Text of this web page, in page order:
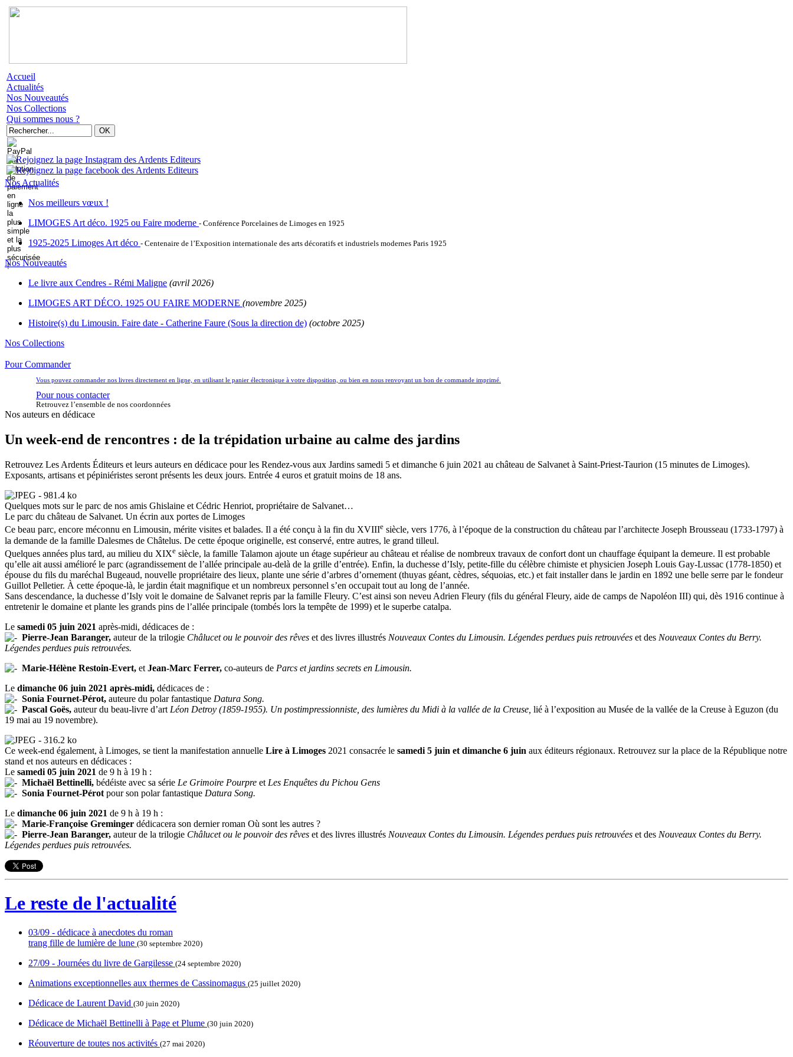
Accueil
Actualités
Nos Nouveautés
Nos Collections
Qui sommes nous ?
Nos Actualités
Nos meilleurs vœux !
LIMOGES Art déco. 1925 ou Faire moderne - Conférence Porcelaines de Limoges en 1925
1925-2025 Limoges Art déco - Centenaire de l’Exposition internationale des arts décoratifs et industriels modernes Paris 1925
Nos Nouveautés
Le livre aux Cendres - Rémi Maligne (avril 2026)
LIMOGES ART DÉCO. 1925 OU FAIRE MODERNE (novembre 2025)
Histoire(s) du Limousin. Faire date - Catherine Faure (Sous la direction de) (octobre 2025)
Nos Collections
Pour Commander
Vous pouvez commander nos livres directement en ligne, en utilisant le panier électronique à votre disposition, ou bien en nous renvoyant un bon de commande imprimé.
Pour nous contacter
Retrouvez l’ensemble de nos coordonnées
Nos auteurs en dédicace
Un week-end de rencontres : de la trépidation urbaine au calme des jardins
Retrouvez Les Ardents Éditeurs et leurs auteurs en dédicace pour les Rendez-vous aux Jardins samedi 5 et dimanche 6 juin 2021 au château de Salvanet à Saint-Priest-Taurion (15 minutes de Limoges).
Exposants, artisans et pépiniéristes seront présents les deux jours. Entrée 4 euros et gratuit moins de 18 ans.
Quelques mots sur le parc de nos amis Ghislaine et Cédric Henriot, propriétaire de Salvanet…
Le parc du château de Salvanet. Un écrin aux portes de Limoges
Ce beau parc, encore méconnu en Limousin, mérite visites et balades. Il a été conçu à la fin du XVIIIe siècle, vers 1776, à l’époque de la construction du château par l’architecte Joseph Brousseau (1733-1797) à
la demande de la famille Dalesmes de Châtelus. De cette époque originelle, est conservé, entre autres, le grand tilleul.
Quelques années plus tard, au milieu du XIXe siècle, la famille Talamon ajoute un étage supérieur au château et réalise de nombreux travaux de confort dont un chauffage équipant la demeure. Il est probable
qu’elle ait aussi amélioré le parc (agrandissement de l’allée principale au-delà de la grille d’entrée). Enfin, la duchesse d’Isly, petite-fille du célèbre chimiste et physicien Joseph Louis Gay-Lussac (1778-1850) et
épouse du fils du maréchal Bugeaud, nouvelle propriétaire des lieux, plante une série d’arbres d’ornement (thuyas géant, cèdres, séquoias, etc.) et fait installer dans le jardin en 1892 une belle serre par le fondeur
Guillot Pelletier. À cette époque-là, le jardin était magnifique et un nombreux personnel s’en occupait tout au long de l’année.
Sans descendance, la duchesse d’Isly voit le domaine de Salvanet repris par la famille Fleury. C’est ainsi son neveu Adrien Fleury (fils du général Fleury, aide de camps de Napoléon III) qui, dès 1916 continue à
entretenir le domaine et plante les grands pins de l’allée principale (tombés lors la tempête de 1999) et le superbe catalpa.
Le samedi 05 juin 2021 après-midi, dédicaces de :
Pierre-Jean Baranger, auteur de la trilogie Châlucet ou le pouvoir des rêves et des livres illustrés Nouveaux Contes du Limousin. Légendes perdues puis retrouvées et des Nouveaux Contes du Berry.
Légendes perdues puis retrouvées.
Marie-Hélène Restoin-Evert, et Jean-Marc Ferrer, co-auteurs de Parcs et jardins secrets en Limousin.
Le dimanche 06 juin 2021 après-midi, dédicaces de :
Sonia Fournet-Pérot, auteure du polar fantastique Datura Song.
Pascal Goës, auteur du beau-livre d’art Léon Detroy (1859-1955). Un postimpressionniste, des lumières du Midi à la vallée de la Creuse, lié à l’exposition au Musée de la vallée de la Creuse à Eguzon (du
19 mai au 19 novembre).
Ce week-end également, à Limoges, se tient la manifestation annuelle Lire à Limoges 2021 consacrée le samedi 5 juin et dimanche 6 juin aux éditeurs régionaux. Retrouvez sur la place de la République notre
stand et nos auteurs en dédicaces :
Le samedi 05 juin 2021 de 9 h à 19 h :
Michaël Bettinelli, bédéiste avec sa série Le Grimoire Pourpre et Les Enquêtes du Pichou Gens
Sonia Fournet-Pérot pour son polar fantastique Datura Song.
Le dimanche 06 juin 2021 de 9 h à 19 h :
Marie-Françoise Greminger dédicacera son dernier roman Où sont les autres ?
Pierre-Jean Baranger, auteur de la trilogie Châlucet ou le pouvoir des rêves et des livres illustrés Nouveaux Contes du Limousin. Légendes perdues puis retrouvées et des Nouveaux Contes du Berry.
Légendes perdues puis retrouvées.
Le reste de l'actualité
03/09 - dédicace à anecdotes du roman
trang fille de lumière de lune (30 septembre 2020)
27/09 - Journées du livre de Gargilesse (24 septembre 2020)
Animations exceptionnelles aux thermes de Cassinomagus (25 juillet 2020)
Dédicace de Laurent David (30 juin 2020)
Dédicace de Michaël Bettinelli à Page et Plume (30 juin 2020)
Réouverture de toutes nos activités (27 mai 2020)